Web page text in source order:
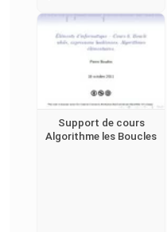
Support de cours
Algorithme les Boucles